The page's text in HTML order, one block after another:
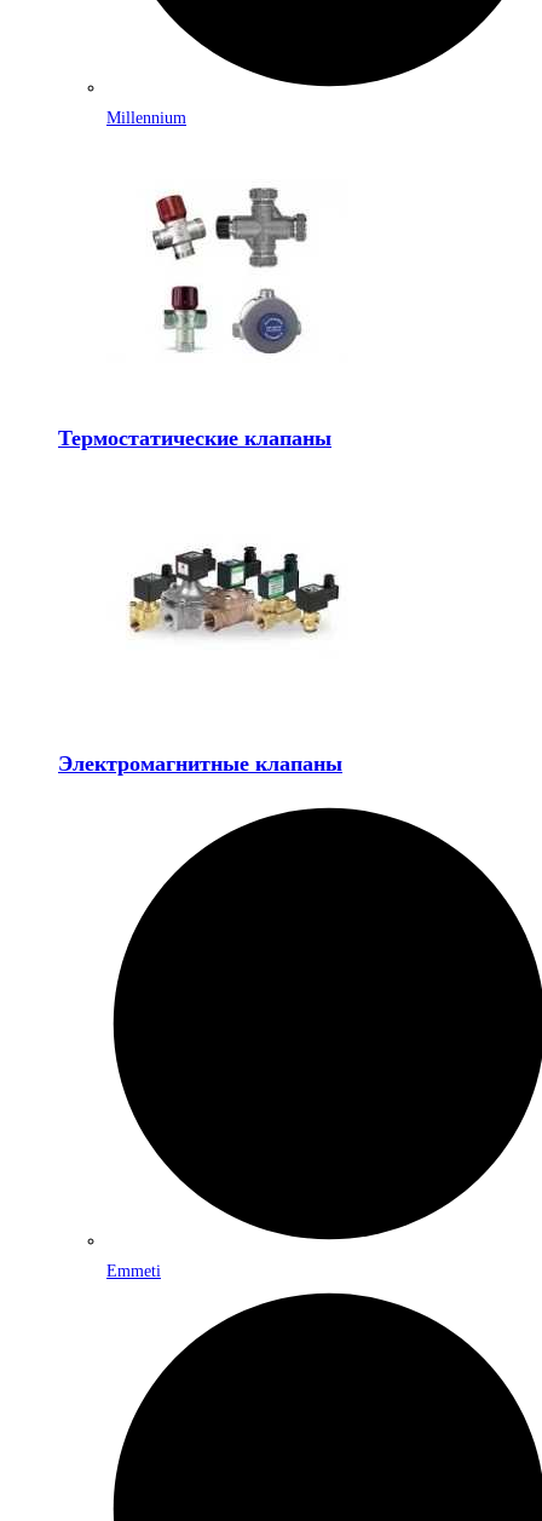
Millennium
Термостатические клапаны
Электромагнитные клапаны
Emmeti